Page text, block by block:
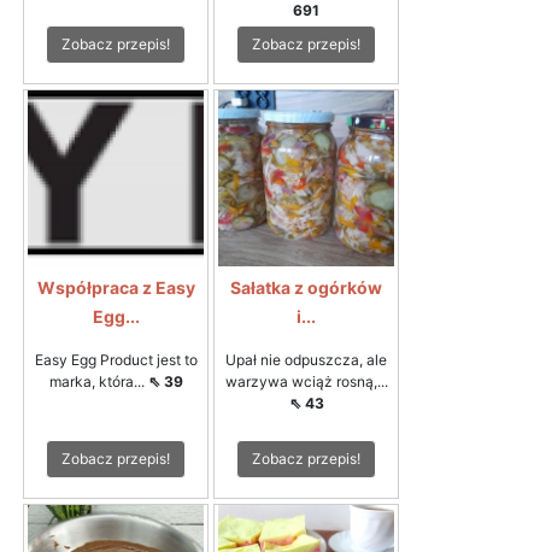
Zobacz przepis!
691
Zobacz przepis!
Współpraca z Easy
Egg...
Easy Egg Product jest to
marka, która... ⇖ 39
Zobacz przepis!
Sałatka z ogórków
i...
Upał nie odpuszcza, ale
warzywa wciąż rosną,...
⇖ 43
Zobacz przepis!